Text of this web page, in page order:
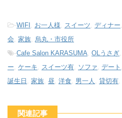
-WIFI お一人様 スイーツ ディナー
会 家族 烏丸・市役所
-Cafe Salon KARASUMA OLうさぎ
ー ケーキ スイーツ有 ソファ デート
誕生日
家族 昼 洋食 男一人 貸切有
関連記事